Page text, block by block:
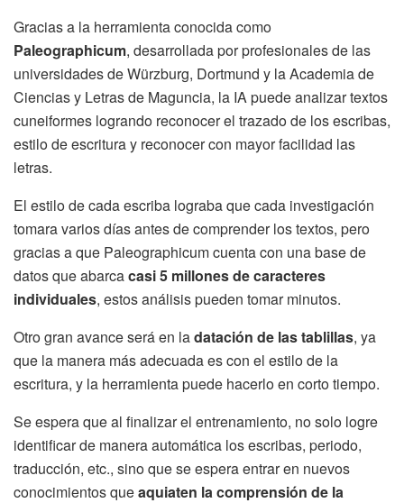
Gracias a la herramienta conocida como
Paleographicum, desarrollada por profesionales de las
universidades de Würzburg, Dortmund y la Academia de
Ciencias y Letras de Maguncia, la IA puede analizar textos
cuneiformes logrando reconocer el trazado de los escribas,
estilo de escritura y reconocer con mayor facilidad las
letras.
El estilo de cada escriba lograba que cada investigación
tomara varios días antes de comprender los textos, pero
gracias a que Paleographicum cuenta con una base de
datos que abarcacasi 5 millones de caracteres
individuales, estos análisis pueden tomar minutos.
Otro gran avance será en ladatación de las tablillas, ya
que la manera más adecuada es con el estilo de la
escritura, y la herramienta puede hacerlo en corto tiempo.
Se espera que al finalizar el entrenamiento, no solo logre
identificar de manera automática los escribas, periodo,
traducción, etc., sino que se espera entrar en nuevos
conocimientos queaquiaten la comprensión de la